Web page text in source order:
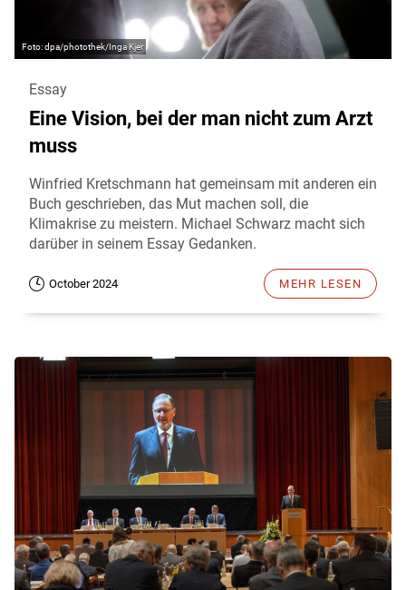
dpa/photothek/Inga Kjer
Essay
Eine Vision, bei der man nicht zum Arzt
muss
Winfried Kretschmann hat gemeinsam mit anderen ein
Buch geschrieben, das Mut machen soll, die
Klimakrise zu meistern. Michael Schwarz macht sich
darüber in seinem Essay Gedanken.
October 2024 MEHR LESEN